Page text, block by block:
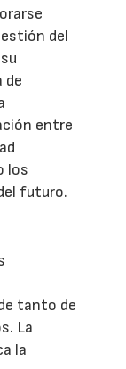
del
de
entre
los
futuro.
tanto de
La
la